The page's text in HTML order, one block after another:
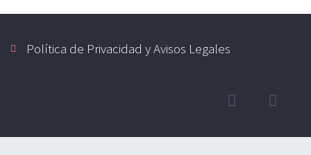
Política de Privacidad y Avisos Legales